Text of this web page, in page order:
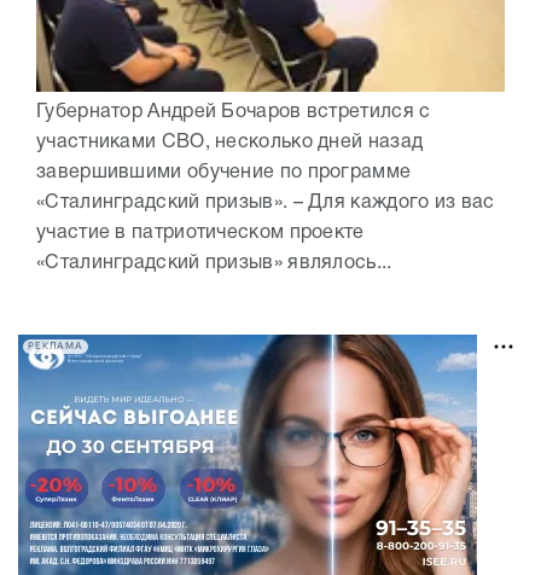
Губернатор Андрей Бочаров встретился с
участниками СВО, несколько дней назад
завершившими обучение по программе
«Сталинградский призыв». – Для каждого из вас
участие в патриотическом проекте
«Сталинградский призыв» являлось...
РЕКЛАМА